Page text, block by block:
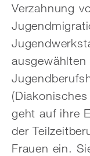
Verzahnung
geht auf ihre
der
Frauen ein.